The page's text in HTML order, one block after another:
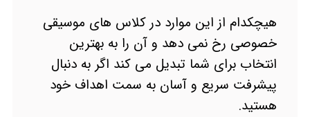
هیچکدام از این موارد در کلاس های موسیقی
خصوصی رخ نمی دهد و آن را به بهترین
انتخاب برای شما تبدیل می کند اگر به دنبال
پیشرفت سریع و آسان به سمت اهداف خود
هستید.